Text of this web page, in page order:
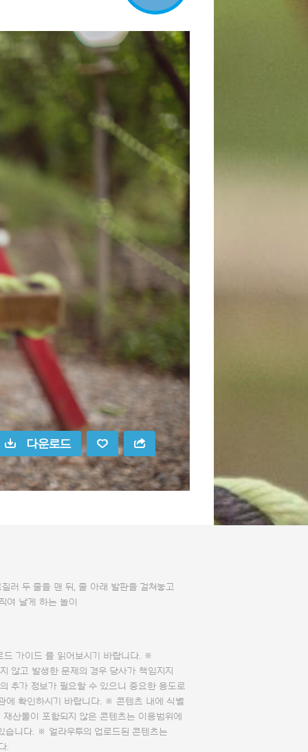
다운로드
러 두 줄을 맨 뒤, 줄 아래 발판을 걸쳐놓고
여 날게 하는 놀이
드 가이드 를 읽어보시기 바랍니다. ※
않고 발생한 문제의 경우 당사가 책임지지
추가 정보가 필요할 수 있으니 중요한 용도로
에 확인하시기 바랍니다. ※ 콘텐츠 내에 식별
산물이 포함되지 않은 콘텐츠는 이용범위에
습니다. ※ 얼라우투의 업로드된 콘텐츠는
.